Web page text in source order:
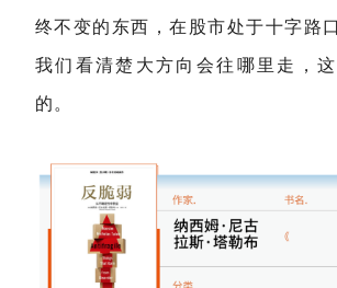
终不变的东西，在股市处于十字路
我们看清楚大方向会往哪里走，
的。